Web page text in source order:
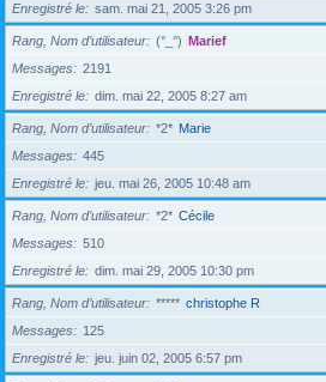
Enregistré le
sam. mai 21, 2005 3:26 pm
Rang, Nom d’utilisateur (°_°) Marief
Messages
2191
Enregistré le
dim. mai 22, 2005 8:27 am
Rang, Nom d’utilisateur *2* Marie
Messages
445
Enregistré le
jeu. mai 26, 2005 10:48 am
Rang, Nom d’utilisateur *2* Cécile
Messages
510
Enregistré le
dim. mai 29, 2005 10:30 pm
Rang, Nom d’utilisateur ***** christophe R
Messages
125
Enregistré le
jeu. juin 02, 2005 6:57 pm